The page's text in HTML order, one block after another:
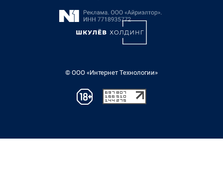
© ООО «Интернет Технологии»